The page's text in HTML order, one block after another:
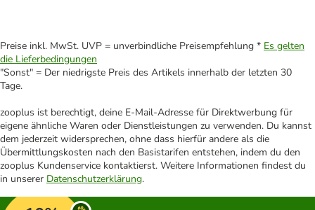
Preise inkl. MwSt. UVP = unverbindliche Preisempfehlung * Es gelten
die Lieferbedingungen
"Sonst" = Der niedrigste Preis des Artikels innerhalb der letzten 30
Tage.
zooplus ist berechtigt, deine E-Mail-Adresse für Direktwerbung für
eigene ähnliche Waren oder Dienstleistungen zu verwenden. Du kannst
dem jederzeit widersprechen, ohne dass hierfür andere als die
Übermittlungskosten nach den Basistarifen entstehen, indem du den
zooplus Kundenservice kontaktierst. Weitere Informationen findest du
in unserer Datenschutzerklärung.